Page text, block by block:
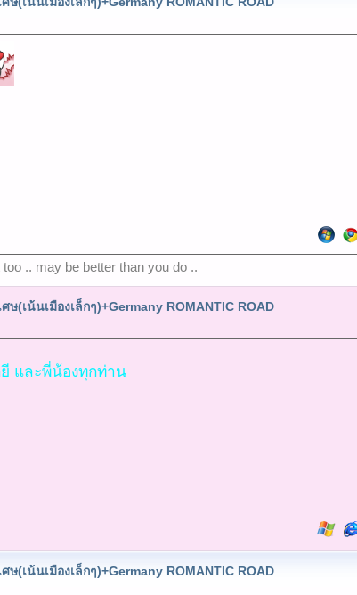
.. may be better than you do ..
(เน้นเมืองเล็กๆ)+Germany ROMANTIC ROAD
และพี่น้องทุกท่าน
(เน้นเมืองเล็กๆ)+Germany ROMANTIC ROAD